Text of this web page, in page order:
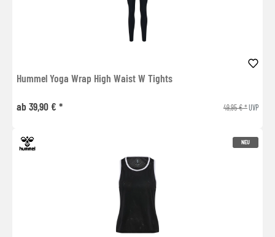
Hummel Yoga Wrap High Waist W Tights
ab 39,90 € * 49,95 € *UVP
NEU